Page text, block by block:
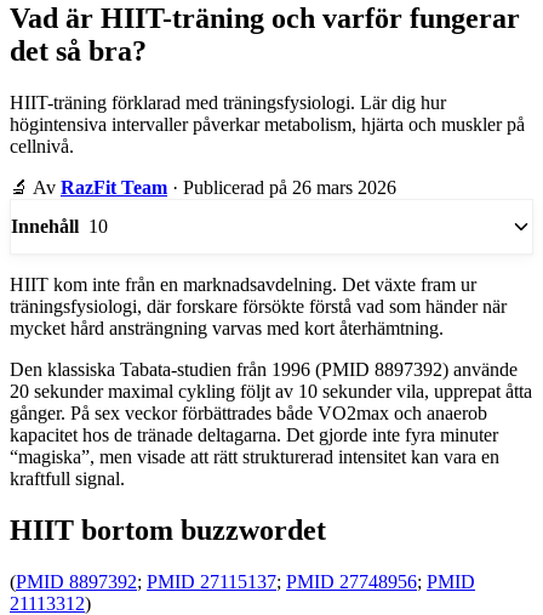
Vad är HIIT-träning och varför fungerar
det så bra?
HIIT-träning förklarad med träningsfysiologi. Lär dig hur
högintensiva intervaller påverkar metabolism, hjärta och muskler på
cellnivå.
🔬 Av RazFit Team · Publicerad på 26 mars 2026
Innehåll 10
HIIT kom inte från en marknadsavdelning. Det växte fram ur
träningsfysiologi, där forskare försökte förstå vad som händer när
mycket hård ansträngning varvas med kort återhämtning.
Den klassiska Tabata-studien från 1996 (PMID 8897392) använde
20 sekunder maximal cykling följt av 10 sekunder vila, upprepat åtta
gånger. På sex veckor förbättrades både VO2max och anaerob
kapacitet hos de tränade deltagarna. Det gjorde inte fyra minuter
“magiska”, men visade att rätt strukturerad intensitet kan vara en
kraftfull signal.
HIIT bortom buzzwordet
(PMID 8897392; PMID 27115137; PMID 27748956; PMID
21113312)